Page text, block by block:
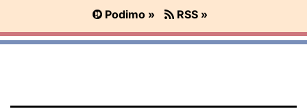
Podimo »
RSS »